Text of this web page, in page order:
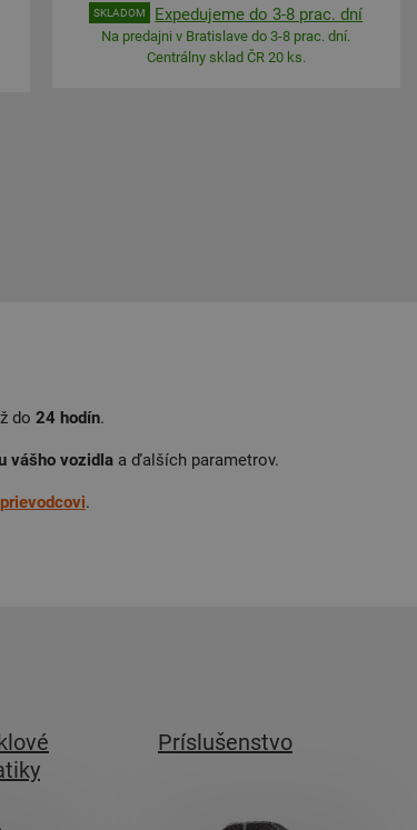
SKLADOM Expedujeme do 3-8 prac. dní
Na predajni v Bratislave do 3-8 prac. dní.
Centrálny sklad ČR 20 ks.
do 24 hodín.
vášho vozidla a ďalších parametrov.
.
Príslušenstvo